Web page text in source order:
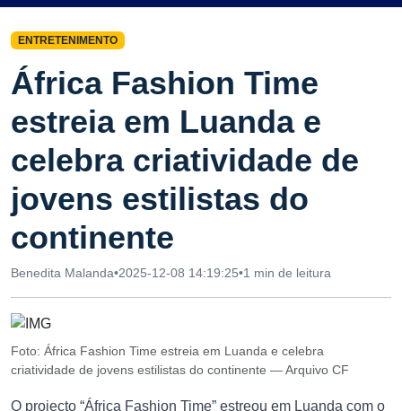
ENTRETENIMENTO
África Fashion Time
estreia em Luanda e
celebra criatividade de
jovens estilistas do
continente
Benedita Malanda•2025-12-08 14:19:25•1 min de leitura
Foto: África Fashion Time estreia em Luanda e celebra
criatividade de jovens estilistas do continente — Arquivo CF
O projecto “África Fashion Time” estreou em Luanda com o